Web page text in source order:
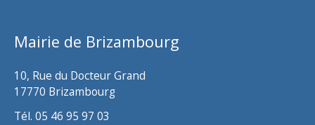
Mairie de Brizambourg
10, Rue du Docteur Grand
17770 Brizambourg
Tél. 05 46 95 97 03